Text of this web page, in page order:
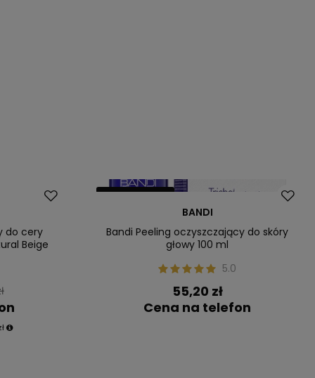
do cery
Beige
Nasz bestseller
BANDI
Bandi Peeling oczyszczający do skóry
głowy 100 ml
5.0
55,20 zł
Cena na telefon